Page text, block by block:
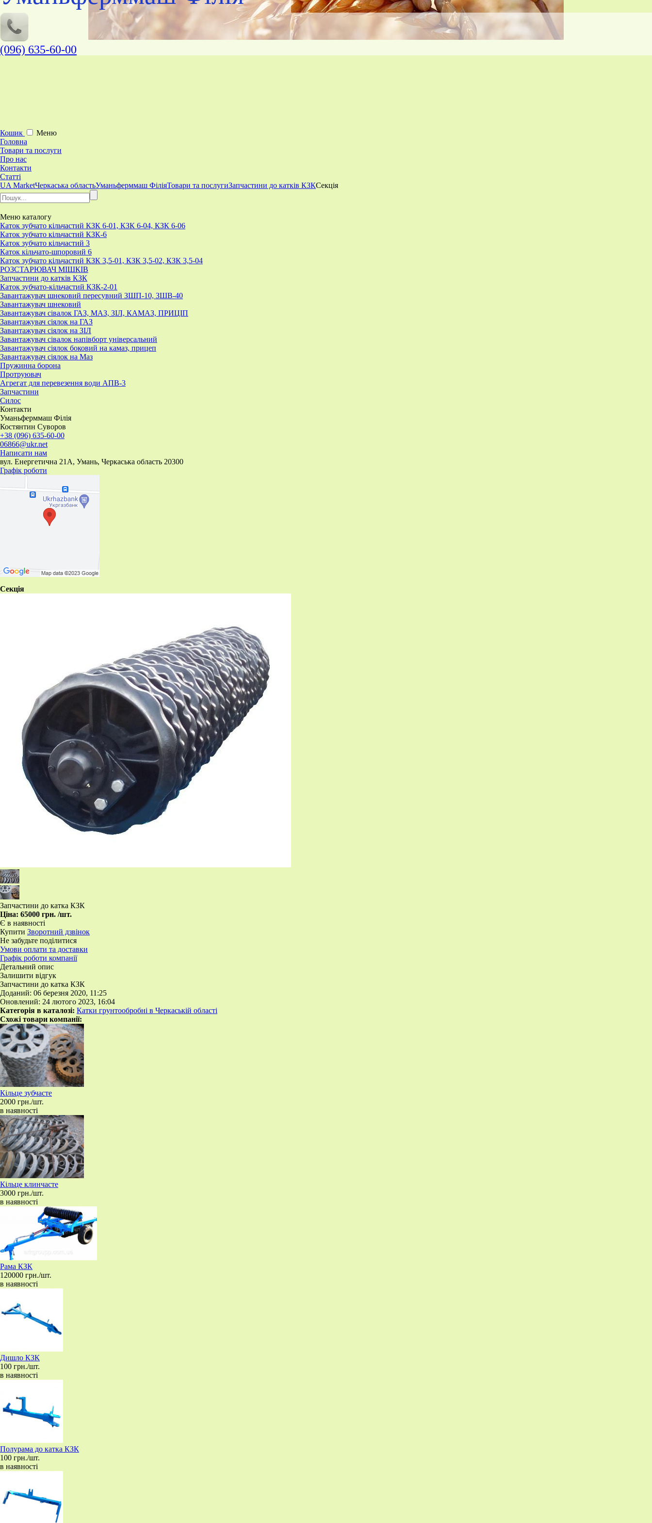
(096) 635-60-00
Кошик
Меню
Головна
Товари та послуги
Про нас
Контакти
Статті
UA MarketЧеркаська областьУманьферммаш ФіліяТовари та послугиЗапчастини до катків КЗКСекція
Меню каталогу
Каток зубчато кільчастий КЗК 6-01, КЗК 6-04, КЗК 6-06
Каток зубчато кільчастий КЗК-6
Каток зубчато кільчастий 3
Каток кільчато-шпоровий 6
Каток зубчато кільчастий КЗК 3,5-01, КЗК 3,5-02, КЗК 3,5-04
РОЗСТАРЮВАЧ МІШКІВ
Запчастини до катків КЗК
Каток зубчато-кільчастий КЗК-2-01
Завантажувач шнековий пересувний ЗШП-10, ЗШВ-40
Завантажувач шнековий
Завантажувач сівалок ГАЗ, МАЗ, ЗІЛ, КАМАЗ, ПРИЦІП
Завантажувач сіялок на ГАЗ
Завантажувач сіялок на ЗІЛ
Завантажувач сівалок напівборт універсальний
Завантажувач сіялок боковий на камаз, прицеп
Завантажувач сіялок на Маз
Пружинна борона
Протруювач
Агрегат для перевезення води АПВ-3
Запчастини
Силос
Контакти
Уманьферммаш Філія
Костянтин Суворов
+38 (096) 635-60-00
06866@ukr.net
Написати нам
вул. Енергетична 21А, Умань, Черкаська область 20300
Графік роботи
Секція
Запчастини до катка КЗК
Ціна: 65000 грн. /шт.
Є в наявності
Купити Зворотний дзвінок
Не забудьте поділитися
Умови оплати та доставки
Графік роботи компанії
Детальний опис
Залишити відгук
Запчастини до катка КЗК
Доданий: 06 березня 2020, 11:25
Оновлений: 24 лютого 2023, 16:04
Категорія в каталозі: Катки грунтообробні в Черкаській області
Схожі товари компанії:
Кільце зубчасте
2000 грн./шт.
в наявності
Кільце клинчасте
3000 грн./шт.
в наявності
Рама КЗК
120000 грн./шт.
в наявності
Дишло КЗК
100 грн./шт.
в наявності
Полурама до катка КЗК
100 грн./шт.
в наявності